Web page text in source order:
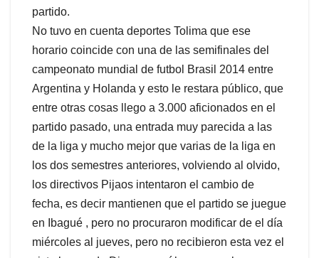
partido.
No tuvo en cuenta deportes Tolima que ese
horario coincide con una de las semifinales del
campeonato mundial de futbol Brasil 2014 entre
Argentina y Holanda y esto le restara público, que
entre otras cosas llego a 3.000 aficionados en el
partido pasado, una entrada muy parecida a las
de la liga y mucho mejor que varias de la liga en
los dos semestres anteriores, volviendo al olvido,
los directivos Pijaos intentaron el cambio de
fecha, es decir mantienen que el partido se juegue
en Ibagué , pero no procuraron modificar de el día
miércoles al jueves, pero no recibieron esta vez el